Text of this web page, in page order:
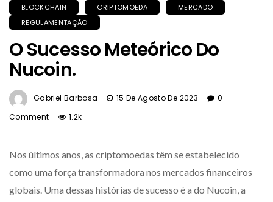
BLOCKCHAIN CRIPTOMOEDA
MERCADO
REGULAMENTAÇÃO
O Sucesso Meteórico Do
Nucoin.
Gabriel Barbosa 15 De Agosto De 2023
0
Comment
1.2k
Nos últimos anos, as criptomoedas têm se estabelecido
como uma força transformadora nos mercados financeiros
globais. Uma dessas histórias de sucesso é a do Nucoin, a